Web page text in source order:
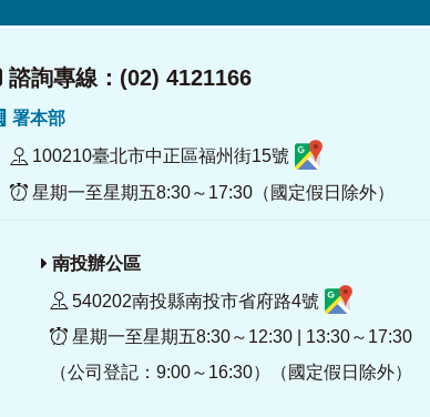
諮詢專線：(02) 4121166
署本部
100210臺北市中正區福州街15號
星期一至星期五8:30～17:30（國定假日除外）
南投辦公區
540202南投縣南投市省府路4號
星期一至星期五8:30～12:30 | 13:30～17:30
（公司登記：9:00～16:30）（國定假日除外）